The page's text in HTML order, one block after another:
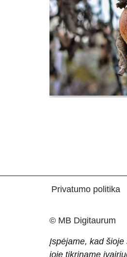
Privatumo politika
© MB Digitaurum
Įspėjame, kad
joje tikriname